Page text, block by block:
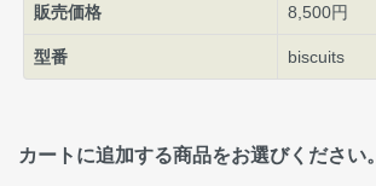
販売価格 8,500円
型番 biscuits
カートに追加する商品をお選びください。